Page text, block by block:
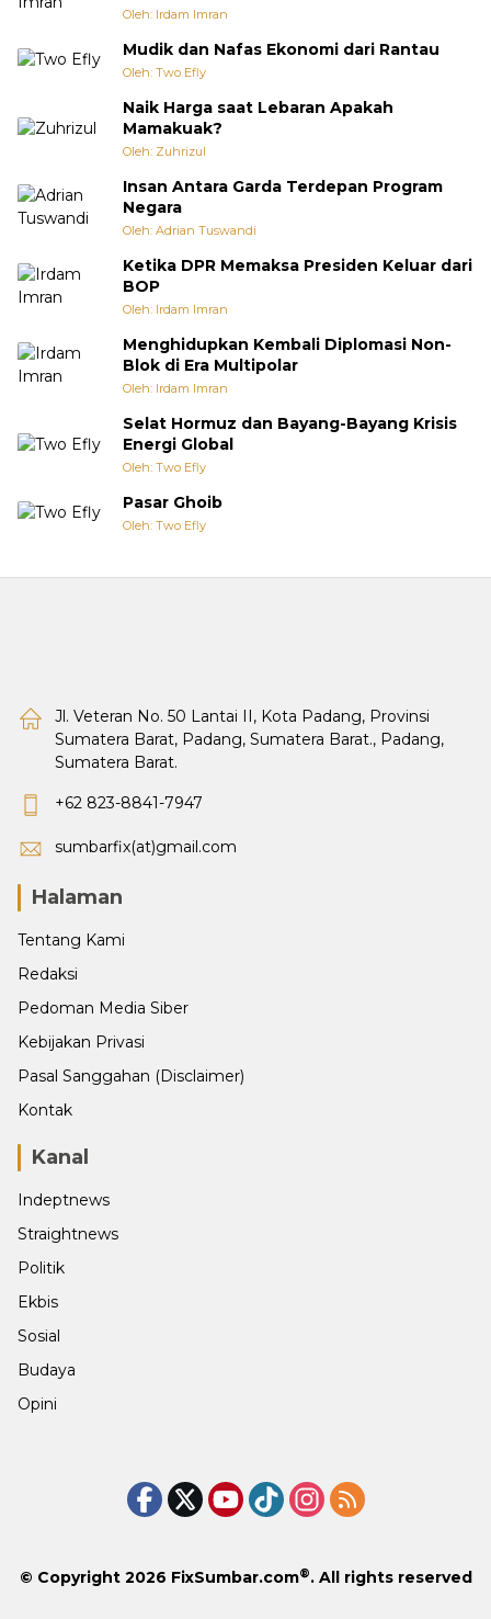
Oleh: Irdam Imran
Mudik dan Nafas Ekonomi dari Rantau
Oleh: Two Efly
Naik Harga saat Lebaran Apakah
Mamakuak?
Oleh: Zuhrizul
Insan Antara Garda Terdepan Program
Negara
Oleh: Adrian Tuswandi
Ketika DPR Memaksa Presiden Keluar dari
BOP
Oleh: Irdam Imran
Menghidupkan Kembali Diplomasi Non-
Blok di Era Multipolar
Oleh: Irdam Imran
Selat Hormuz dan Bayang-Bayang Krisis
Energi Global
Oleh: Two Efly
Pasar Ghoib
Oleh: Two Efly
Jl. Veteran No. 50 Lantai II, Kota Padang, Provinsi
Sumatera Barat, Padang, Sumatera Barat., Padang,
Sumatera Barat.
+62 823-8841-7947
sumbarfix(at)gmail.com
Halaman
Tentang Kami
Redaksi
Pedoman Media Siber
Kebijakan Privasi
Pasal Sanggahan (Disclaimer)
Kontak
Kanal
Indeptnews
Straightnews
Politik
Ekbis
Sosial
Budaya
Opini
© Copyright 2026 FixSumbar.com®. All rights reserved